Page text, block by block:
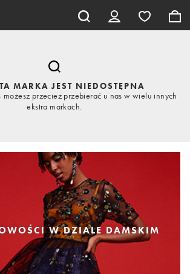
MARKA JEST NIEDOSTĘPNA
przecież przebierać u nas w wielu innych
ekstra markach.
W DZIALE DAMSKIM